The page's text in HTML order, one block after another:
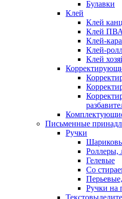
Булавки
Клей
Клей
Клей ПВА
Клей-
Клей-
Клей
Письменные
Ручки
Роллеры,
Гелевые
Со
Ручки на